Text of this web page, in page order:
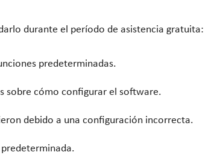
durante el período de asistencia gratuita:
predeterminadas.
sobre cómo configurar el software.
debido a una configuración incorrecta.